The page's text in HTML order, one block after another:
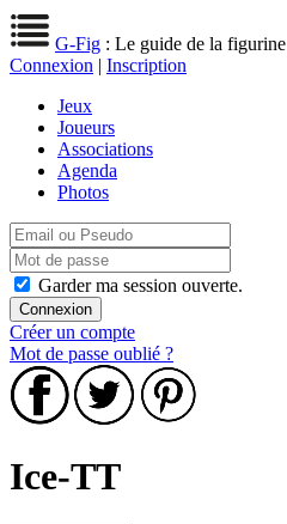
G-Fig : Le guide de la figurine
Connexion | Inscription
Jeux
Joueurs
Associations
Agenda
Photos
Garder ma session ouverte.
Créer un compte
Mot de passe oublié ?
Ice-TT